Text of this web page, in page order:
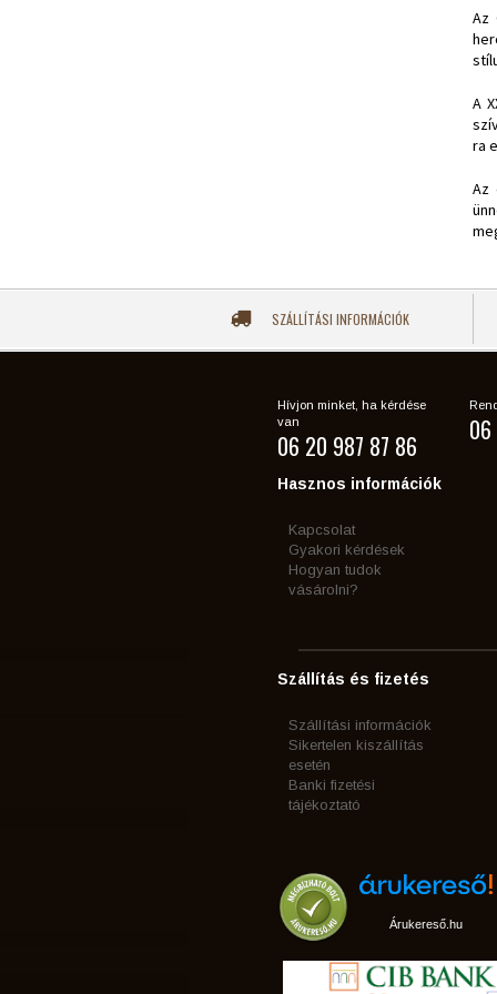
Az
A
ra
Az
SZÁLLÍTÁSI INFORMÁCIÓK
Hívjon minket, ha kérdése
van
06 20 987 87 86 06
Hasznos információk
Kapcsolat
Gyakori kérdések
Hogyan tudok
vásárolni?
Szállítás és fizetés
Szállítási információk
Sikertelen kiszállítás
esetén
Banki fizetési
tájékoztató
Árukereső.hu